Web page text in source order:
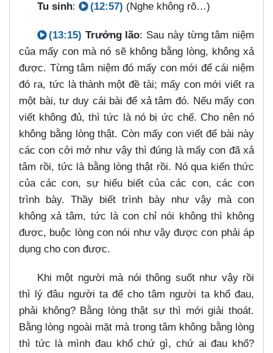
Tu sinh: (12:57) (Nghe không rõ…​)
(13:15) Trưởng lão: Sau này từng tâm niệm
của mấy con mà nó sẽ không bằng lòng, không xả
được. Từng tâm niệm đó mấy con mới để cái niệm
đó ra, tức là thành một đề tài; mấy con mới viết ra
một bài, tư duy cái bài để xả tâm đó. Nếu mấy con
viết không đủ, thì tức là nó bị ức chế. Cho nên nó
không bằng lòng thật. Còn mấy con viết để bài này
các con cởi mở như vậy thì đúng là mấy con đã xả
tâm rồi, tức là bằng lòng thật rồi. Nó qua kiến thức
của các con, sự hiểu biết của các con, các con
trình bày. Thầy biết trình bày như vậy mà con
không xả tâm, tức là con chỉ nói không thì không
được, buộc lòng con nói như vậy được con phải áp
dụng cho con được.
Khi một người mà nói thông suốt như vậy rồi
thì lý đâu người ta để cho tâm người ta khổ đau,
phải không? Bằng lòng thật sự thì mới giải thoát.
Bằng lòng ngoài mặt mà trong tâm không bằng lòng
thì tức là mình đau khổ chứ gì, chứ ai đau khổ?